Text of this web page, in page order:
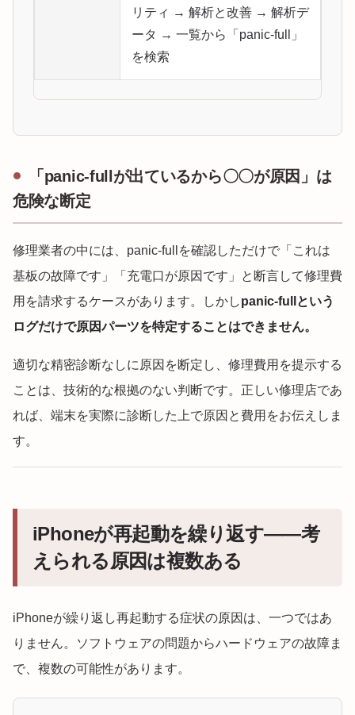
リティ → 解析と改善 → 解析デ
ータ → 一覧から「panic-full」
を検索
「panic-fullが出ているから〇〇が原因」は
危険な断定
修理業者の中には、panic-fullを確認しただけで「これは
基板の故障です」「充電口が原因です」と断言して修理費
用を請求するケースがあります。しかしpanic-fullという
ログだけで原因パーツを特定することはできません。
適切な精密診断なしに原因を断定し、修理費用を提示する
ことは、技術的な根拠のない判断です。正しい修理店であ
れば、端末を実際に診断した上で原因と費用をお伝えしま
す。
iPhoneが再起動を繰り返す——考
えられる原因は複数ある
iPhoneが繰り返し再起動する症状の原因は、一つではあ
りません。ソフトウェアの問題からハードウェアの故障ま
で、複数の可能性があります。